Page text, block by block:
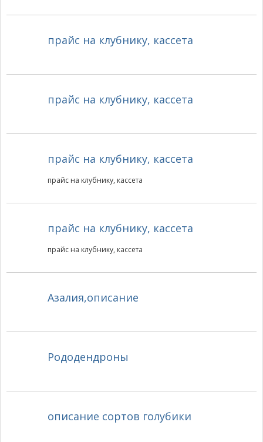
прайс на клубнику, кассета
прайс на клубнику, кассета
прайс на клубнику, кассета
прайс на клубнику, кассета
прайс на клубнику, кассета
прайс на клубнику, кассета
Азалия,описание
Рододендроны
описание сортов голубики